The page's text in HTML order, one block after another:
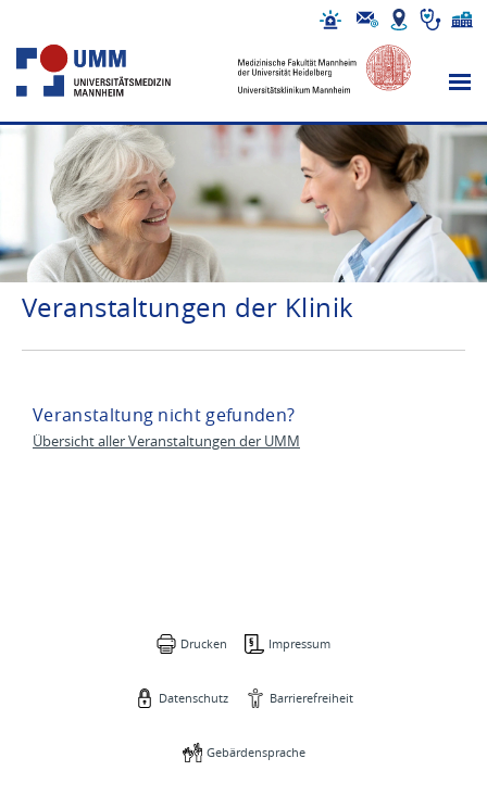
Veranstaltungen der Klinik
Veranstaltung nicht gefunden?
Übersicht aller Veranstaltungen der UMM
Drucken Impressum
Datenschutz Barrierefreiheit
Gebärdensprache